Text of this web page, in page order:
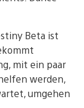
Beta ist
mit ein paar
werden,
umgehen